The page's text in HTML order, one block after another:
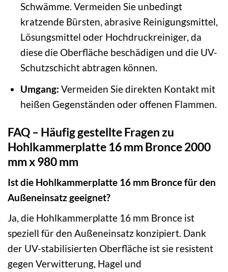
Schwämme. Vermeiden Sie unbedingt
kratzende Bürsten, abrasive Reinigungsmittel,
Lösungsmittel oder Hochdruckreiniger, da
diese die Oberfläche beschädigen und die UV-
Schutzschicht abtragen können.
Umgang: Vermeiden Sie direkten Kontakt mit
heißen Gegenständen oder offenen Flammen.
FAQ – Häufig gestellte Fragen zu
Hohlkammerplatte 16 mm Bronce 2000
mm x 980 mm
Ist die Hohlkammerplatte 16 mm Bronce für den
Außeneinsatz geeignet?
Ja, die Hohlkammerplatte 16 mm Bronce ist
speziell für den Außeneinsatz konzipiert. Dank
der UV-stabilisierten Oberfläche ist sie resistent
gegen Verwitterung, Hagel und